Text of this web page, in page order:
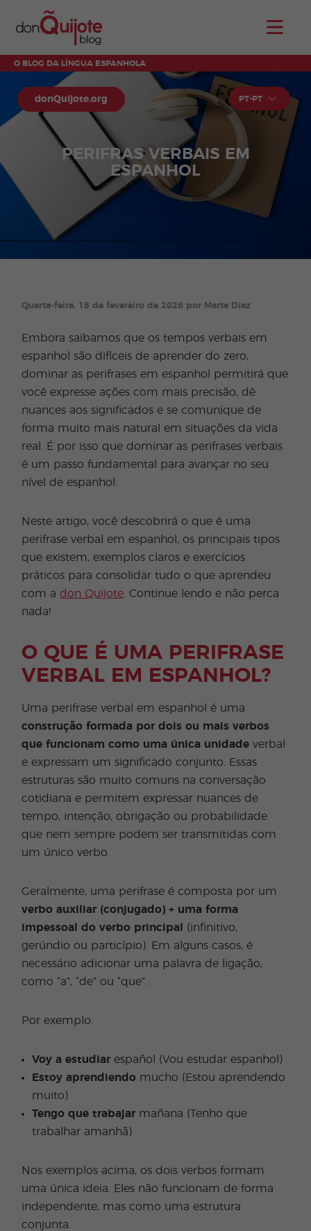
O BLOG DA LÍNGUA ESPANHOLA
donQuijote.org PT-PT
PERIFRAS VERBAIS EM
ESPANHOL
Quarta-feira, 18 de fevereiro de 2026 por Marta Díaz
Embora saibamos que os tempos verbais em
espanhol são difíceis de aprender do zero,
dominar as perifrases em espanhol permitirá que
você expresse ações com mais precisão, dê
nuances aos significados e se comunique de
forma muito mais natural em situações da vida
real. É por isso que dominar as perifrases verbais
é um passo fundamental para avançar no seu
nível de espanhol.
Neste artigo, você descobrirá o que é uma
perifrase verbal em espanhol, os principais tipos
que existem, exemplos claros e exercícios
práticos para consolidar tudo o que aprendeu
com adon Quijote . Continue lendo e não perca
nada!
O QUE É UMA PERIFRASE
VERBAL EM ESPANHOL?
Uma perifrase verbal em espanhol é uma
construção formada por dois ou mais verbos
que funcionam como uma única unidade verbal
e expressam um significado conjunto. Essas
estruturas são muito comuns na conversação
cotidiana e permitem expressar nuances de
tempo, intenção, obrigação ou probabilidade
que nem sempre podem ser transmitidas com
um único verbo.
Geralmente, uma perifrase é composta por um
verbo auxiliar (conjugado) + uma forma
impessoal do verbo principal
(infinitivo,
gerúndio ou particípio). Em alguns casos, é
necessário adicionar uma palavra de ligação,
como “a”, “de” ou “que”.
Por exemplo:
Voy a estudiar español (Vou estudar espanhol)
Estoy aprendiendo mucho (Estou aprendendo
muito)
Tengo que trabajar mañana (Tenho que
trabalhar amanhã)
Nos exemplos acima, os dois verbos formam
uma única ideia. Eles não funcionam de forma
independente, mas como uma estrutura
conjunta.